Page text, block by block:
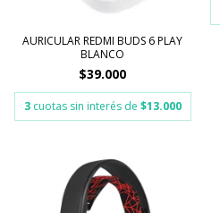
AURICULAR REDMI BUDS 6 PLAY
BLANCO
$39.000
3 cuotas sin interés de $13.000